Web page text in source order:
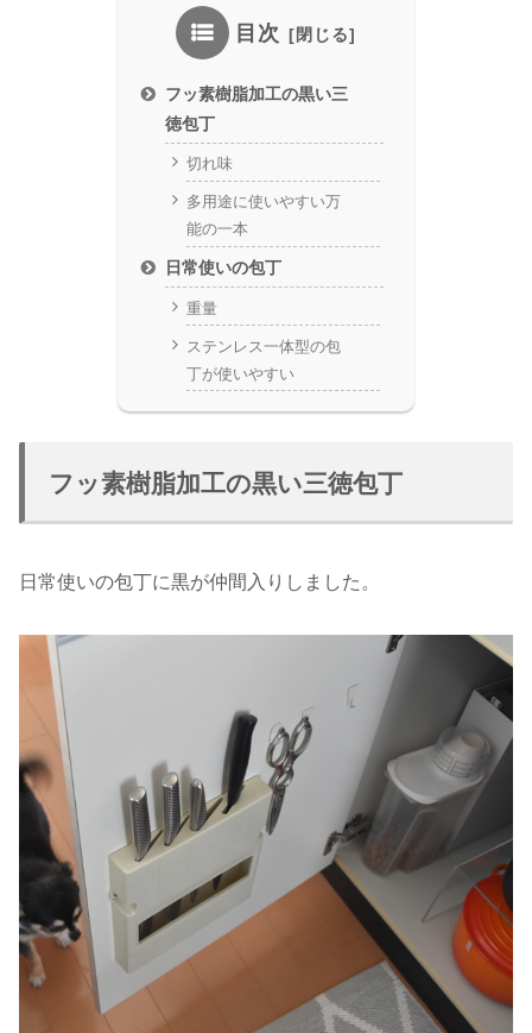
目次
フッ素樹脂加工の黒い三
徳包丁
切れ味
多用途に使いやすい万
能の一本
日常使いの包丁
重量
ステンレス一体型の包
丁が使いやすい
フッ素樹脂加工の黒い三徳包丁
日常使いの包丁に黒が仲間入りしました。